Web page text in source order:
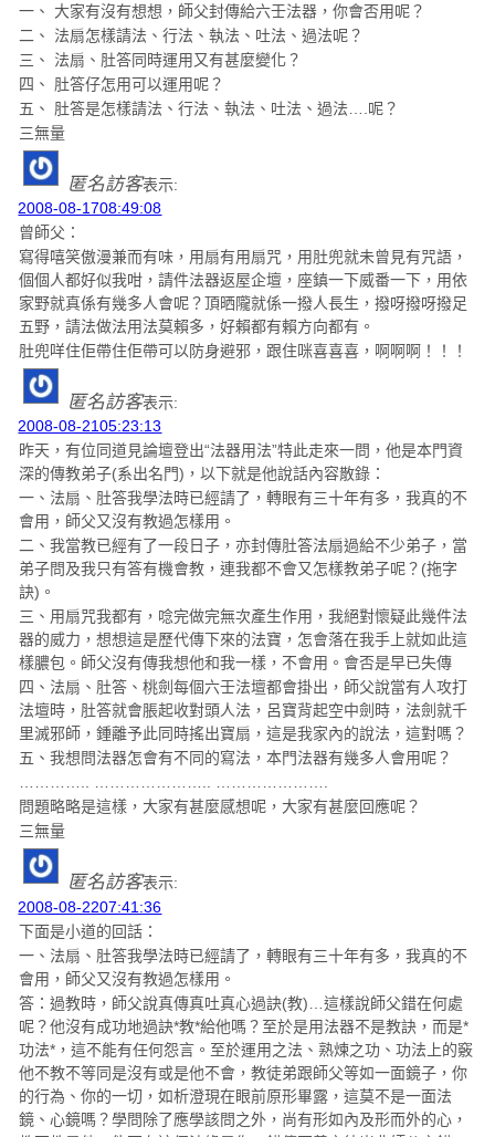
一、 大家有沒有想想，師父封傳給六壬法器，你會否用呢？
二、 法扇怎樣請法、行法、執法、吐法、過法呢？
三、 法扇、肚答同時運用又有甚麼變化？
四、 肚答仔怎用可以運用呢？
五、 肚答是怎樣請法、行法、執法、吐法、過法….呢？
三無量
匿名訪客表示:
2008-08-1708:49:08
曾師父：
寫得嘻笑傲漫兼而有味，用扇有用扇咒，用肚兜就未曾見有咒語，
個個人都好似我咁，請件法器返屋企壇，座鎮一下威番一下，用依
家野就真係有幾多人會呢？頂晒隴就係一撥人長生，撥呀撥呀撥足
五野，請法做法用法莫賴多，好賴都有賴方向都有。
肚兜咩住佢帶住佢帶可以防身避邪，跟住咪喜喜喜，啊啊啊！！！
匿名訪客表示:
2008-08-2105:23:13
昨天，有位同道見論壇登出“法器用法”特此走來一問，他是本門資
深的傳教弟子(系出名門)，以下就是他說話內容散錄：
一、法扇、肚答我學法時已經請了，轉眼有三十年有多，我真的不
會用，師父又沒有教過怎樣用。
二、我當教已經有了一段日子，亦封傳肚答法扇過給不少弟子，當
弟子問及我只有答有機會教，連我都不會又怎樣教弟子呢？(拖字
訣)。
三、用扇咒我都有，唸完做完無次產生作用，我絕對懷疑此幾件法
器的威力，想想這是歷代傳下來的法寶，怎會落在我手上就如此這
樣膿包。師父沒有傳我想他和我一樣，不會用。會否是早已失傳
四、法扇、肚答、桃劍每個六壬法壇都會掛出，師父說當有人攻打
法壇時，肚答就會脹起收對頭人法，呂寶背起空中劍時，法劍就千
里滅邪師，鍾離予此同時搖出寶扇，這是我家內的說法，這對嗎？
五、我想問法器怎會有不同的寫法，本門法器有幾多人會用呢？
………….. ………………….. ………………….
問題略略是這樣，大家有甚麼感想呢，大家有甚麼回應呢？
三無量
匿名訪客表示:
2008-08-2207:41:36
下面是小道的回話：
一、法扇、肚答我學法時已經請了，轉眼有三十年有多，我真的不
會用，師父又沒有教過怎樣用。
答：過教時，師父說真傳真吐真心過訣(教)…這樣說師父錯在何處
呢？他沒有成功地過訣*教*給他嗎？至於是用法器不是教訣，而是*
功法*，這不能有任何怨言。至於運用之法、熟煉之功、功法上的竅
他不教不等同是沒有或是他不會，教徒弟跟師父等如一面鏡子，你
的行為、你的一切，如析澄現在眼前原形畢露，這莫不是一面法
鏡、心鏡嗎？學問除了應學該問之外，尚有形如內及形而外的心，